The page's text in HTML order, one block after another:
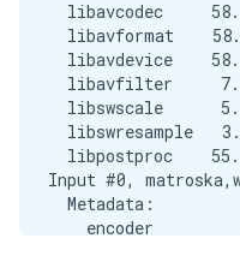
libavcodec
libavformat
libavdevice
libavfilter
libswscale
libswresample
libpostproc
Input #0,
  Metadata:
encoder